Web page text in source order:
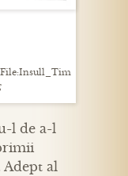
l de a-l
al